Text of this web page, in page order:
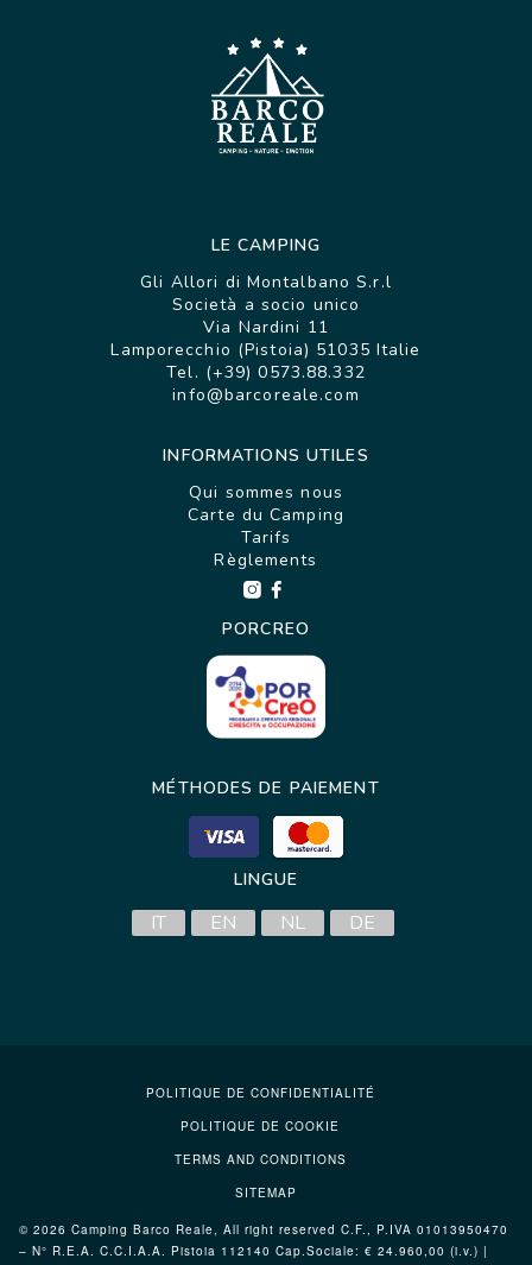
LE CAMPING
Gli Allori di Montalbano S.r.l
Società a socio unico
Via Nardini 11
Lamporecchio (Pistoia) 51035 Italie
Tel. (+39) 0573.88.332
info@barcoreale.com
INFORMATIONS UTILES
Qui sommes nous
Carte du Camping
Tarifs
Règlements
PORCREO
MÉTHODES DE PAIEMENT
LINGUE
IT EN NL DE
© 2026 Camping Barco Reale, All right reserved C.F., P.IVA 01013950470
– N° R.E.A. C.C.I.A.A. Pistoia 112140 Cap.Sociale: € 24.960,00 (i.v.) |
POLITIQUE DE CONFIDENTIALITÉ
POLITIQUE DE COOKIE
TERMS AND CONDITIONS
SITEMAP